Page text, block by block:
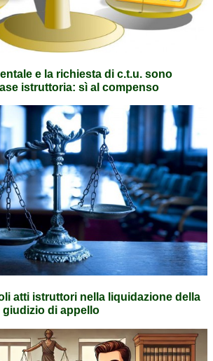
e la richiesta di c.t.u. sono
istruttoria: sì al compenso
atti istruttori nella liquidazione della
di appello